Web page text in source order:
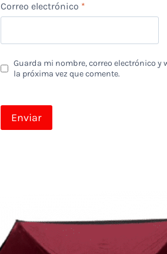
Correo electrónico *
Guarda mi nombre, correo electrónico y
la próxima vez que comente.